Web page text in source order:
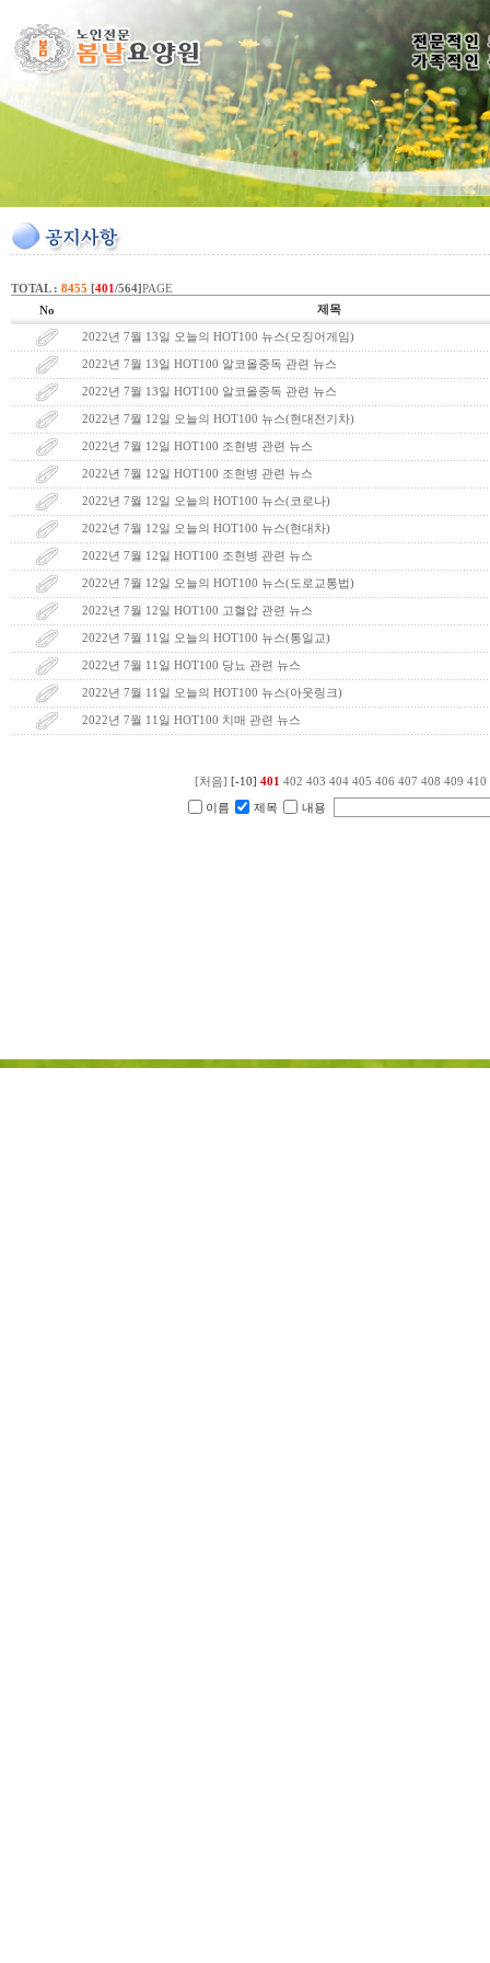
TOTAL : 8455 [401/564]PAGE
No
제목
2022년 7월 13일 오늘의 HOT100 뉴스(오징어게임)
2022년 7월 13일 HOT100 알코올중독 관련 뉴스
2022년 7월 13일 HOT100 알코올중독 관련 뉴스
2022년 7월 12일 오늘의 HOT100 뉴스(현대전기차)
2022년 7월 12일 HOT100 조현병 관련 뉴스
2022년 7월 12일 HOT100 조현병 관련 뉴스
2022년 7월 12일 오늘의 HOT100 뉴스(코로나)
2022년 7월 12일 오늘의 HOT100 뉴스(현대차)
2022년 7월 12일 HOT100 조현병 관련 뉴스
2022년 7월 12일 오늘의 HOT100 뉴스(도로교통법)
2022년 7월 12일 HOT100 고혈압 관련 뉴스
2022년 7월 11일 오늘의 HOT100 뉴스(통일교)
2022년 7월 11일 HOT100 당뇨 관련 뉴스
2022년 7월 11일 오늘의 HOT100 뉴스(아웃링크)
2022년 7월 11일 HOT100 치매 관련 뉴스
[처음] [-10] 401 402 403 404 405 406 407 408 409 410
이름
제목 내용